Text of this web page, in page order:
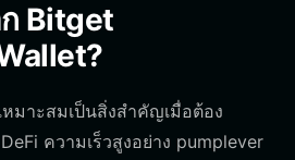
Bitget
หมาะสมเป็นสิ่งสำคัญเมื่อต้อง
ความเร็วสูงอย่าง pumplever